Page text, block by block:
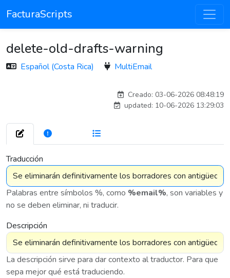
FacturaScripts
delete-old-drafts-warning
Español (Costa Rica) MultiEmail
Creado: 03-06-2026 08:48:19
updated: 10-06-2026 13:29:03
Traducción
Palabras entre símbolos %, como %email%, son variables y
no se deben eliminar, ni traducir.
Descripción
La descripción sirve para dar contexto al traductor. Para que
sepa mejor qué está traduciendo.